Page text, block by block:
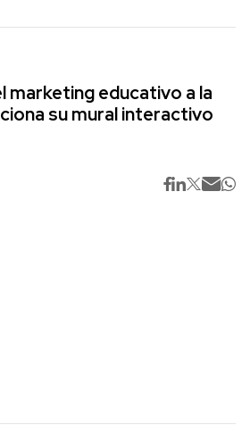
marketing educativo a la
su mural interactivo